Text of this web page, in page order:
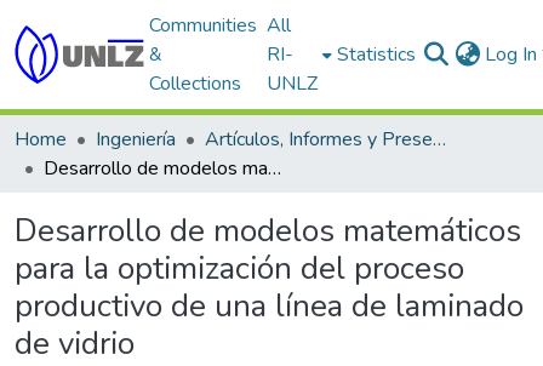
Communities
&
Collections
All
RI-
UNLZ
Statistics Log In
Home Ingeniería
Artículos, Informes y Presentaciones en Congresos
Desarrollo de modelos matemáticos para la optimización del proceso productivo de una línea de laminado de vidrio
Desarrollo de modelos matemáticos
para la optimización del proceso
productivo de una línea de laminado
de vidrio